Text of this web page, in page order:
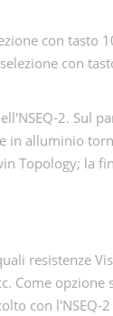
con tasto
con
2. Sul
in alluminio
Topology; la
resistenze
Come
con